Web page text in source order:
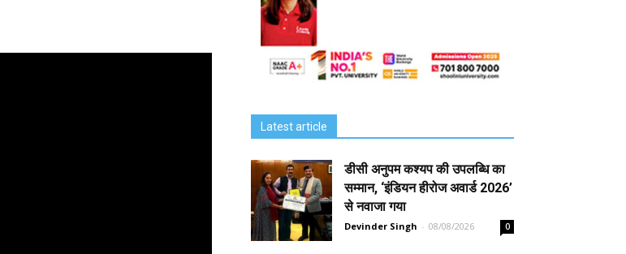
Latest article
डीसी अनुपम कश्यप की उपलब्धि का
सम्मान, ‘इंडियन हीरोज अवार्ड 2026’
से नवाजा गया
Devinder Singh - 08/08/2026 0